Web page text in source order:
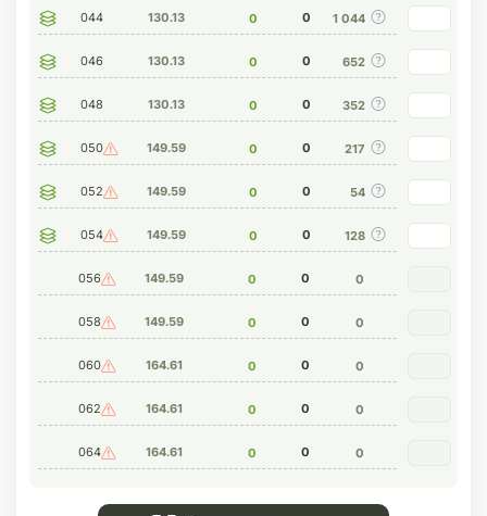
044 130.13 0 0 1 044
046 130.13 0 0 652
048 130.13 0 0 352
050 149.59 0 0 217
052 149.59 0 0 54
054 149.59 0 0 128
056 149.59 0 0 0
058 149.59 0 0 0
060 164.61 0 0 0
062 164.61 0 0 0
064 164.61 0 0 0